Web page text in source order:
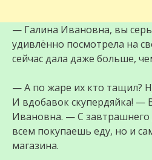
— Галина Ивановна, вы
удивлённо посмотрела на
сейчас дала даже больше,
— А по жаре их кто тащил?
И вдобавок скупердяйка! —
Ивановна. — С завтрашнего
всем покупаешь еду, но и
магазина.